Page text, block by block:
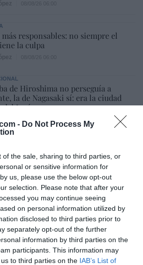
- Do Not Process My
of the sale, sharing to third parties, or
or sensitive information for
us, please use the below opt-out
selection. Please note that after your
you may continue seeing
on personal information utilized by
disclosed to third parties prior to
separately opt-out of the further
information by third parties on the
participants. This information may
to third parties on the IAB’s List of
más responsables: no siempre el
la culpa
de Hiroshima no perseguía a
la de Nagasaki sí: era la ciudad
Japón
trabajo de desmitificar la
la verdadera, de
es un trabajo
SANCHISTA